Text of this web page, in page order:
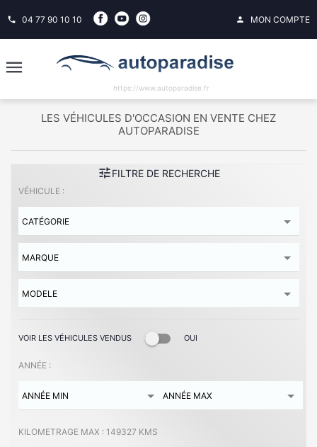
phone 04 77 90 10 10 person MON COMPTE
https://www.autoparadise.fr
LES VÉHICULES D'OCCASION EN VENTE CHEZ
AUTOPARADISE
tuneFILTRE DE RECHERCHE
VÉHICULE :
VOIR LES VÉHICULES VENDUS OUI
ANNÉE :
KILOMETRAGE MAX : 149327 KMS